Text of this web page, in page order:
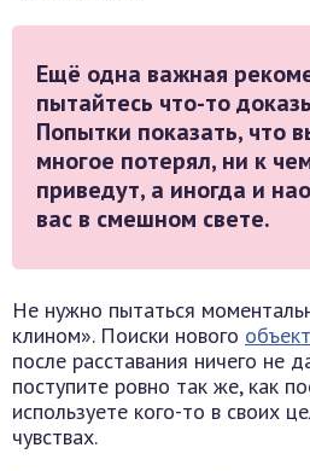
Ещё одна важная
пытайтесь что-то
Попытки показать, что
многое потерял, ни к
приведут, а иногда и
вас в смешном свете.
Не нужно пытаться
клином». Поиски нового
после расставания ничего не
поступите ровно так же, как
используете кого-то в своих
чувствах.